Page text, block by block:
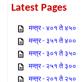
Latest Pages
मन्त्र - ४०१ ते ४५०
मन्त्र - ३५१ ते ४००
मन्त्र - ३०१ ते ३५०
मन्त्र - २५१ ते ३००
मन्त्र - २०१ ते २५०